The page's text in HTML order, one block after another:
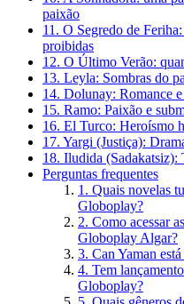
paixão
11. O Segredo de
proibidas
12. O Último Verão:
13. Leyla: Sombras do
14. Dolunay: Romance
15. Ramo: Paixão e
16. El Turco: Heroísmo
17. Yargi (Justiça):
18. Iludida (Sadakatsiz):
Perguntas frequentes
1. Quais novelas
Globoplay?
2. Como acessar
Globoplay Algar?
3. Can Yaman
4. Tem
Globoplay?